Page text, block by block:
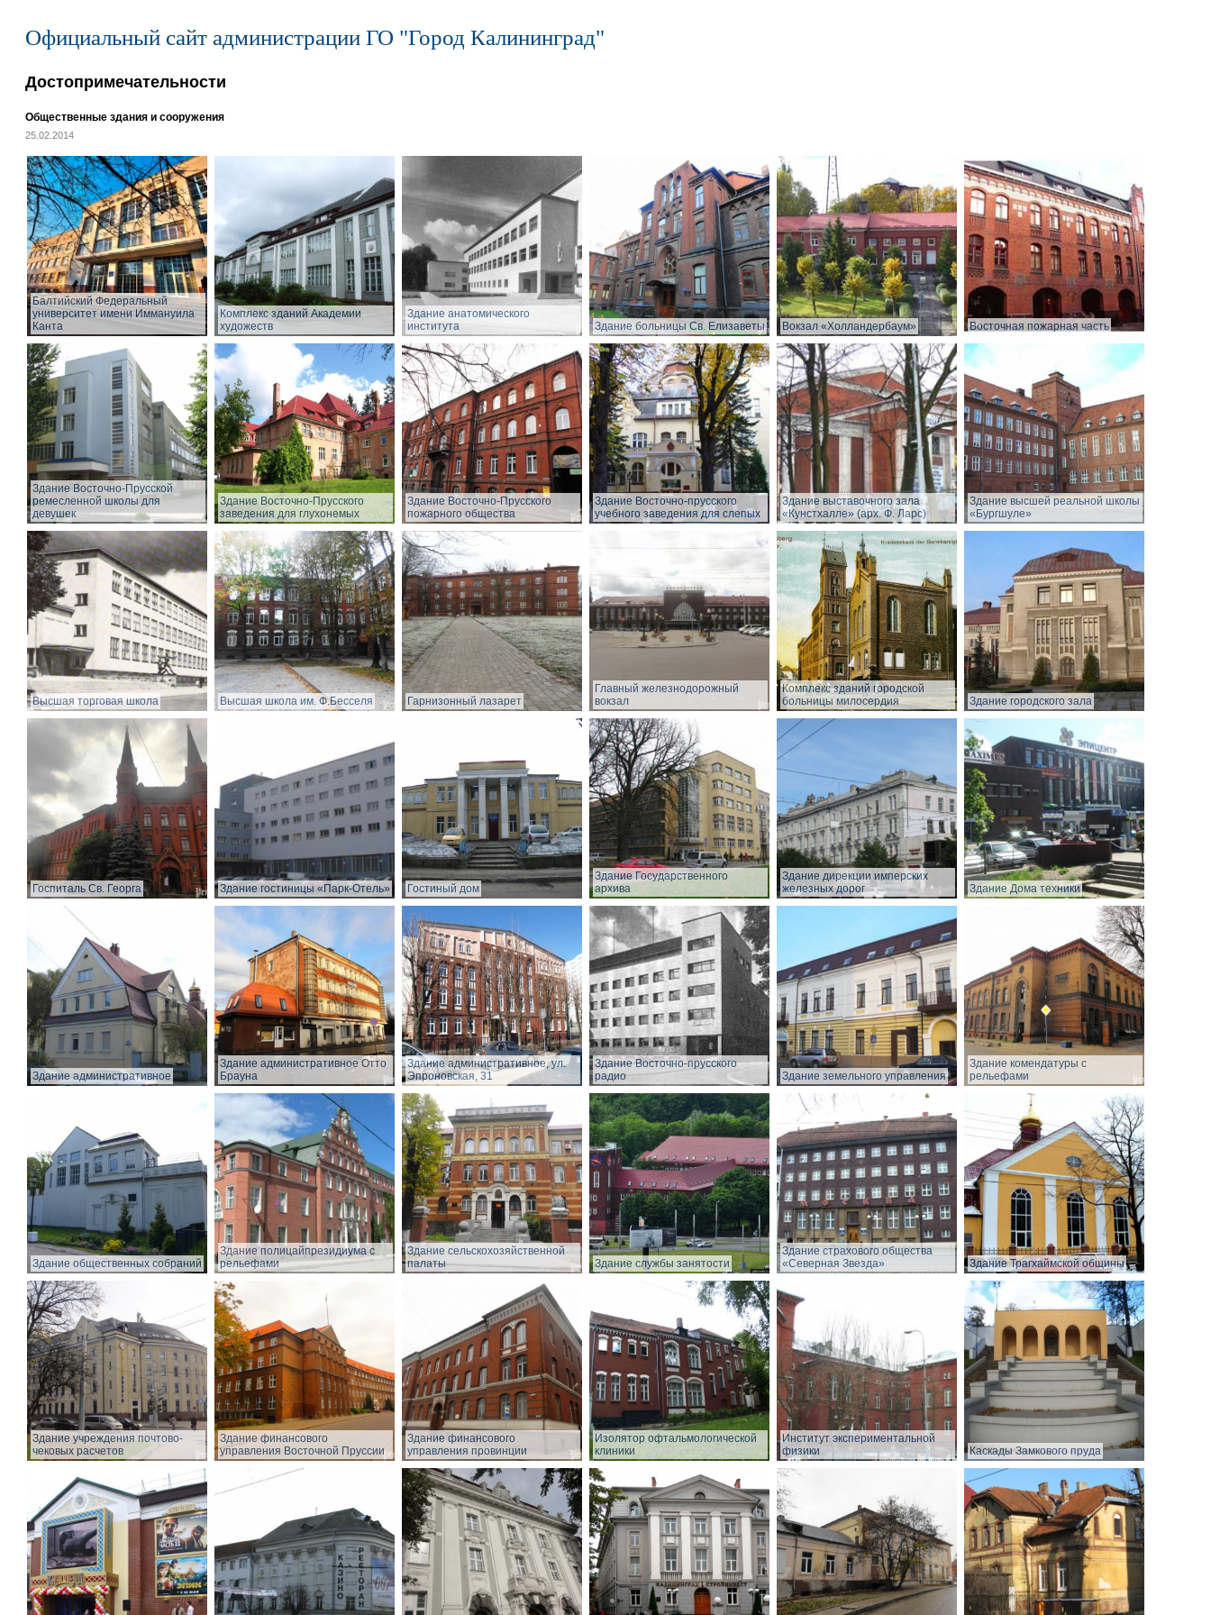
Официальный сайт администрации ГО "Город Калининград"
Достопримечательности
Общественные здания и сооружения
25.02.2014
Балтийский Федеральный
университет имени Иммануила
Канта
Комплекс зданий Академии
художеств
Здание анатомического
института
Здание больницы Св. Елизаветы Вокзал «Холландербаум» Восточная пожарная часть
Здание Восточно-Прусской
ремесленной школы для
девушек
Здание Восточно-Прусского
заведения для глухонемых
Здание Восточно-Прусского
пожарного общества
Здание Восточно-прусского
учебного заведения для слепых
Здание выставочного зала
«Кунстхалле» (арх. Ф. Ларс)
Здание высшей реальной школы
«Бургшуле»
Высшая торговая школа Высшая школа им. Ф.Бесселя Гарнизонный лазарет
Главный железнодорожный
вокзал
Комплекс зданий городской
больницы милосердия
Здание городского зала
Госпиталь Св. Георга Здание гостиницы «Парк-Отель» Гостиный дом
Здание Государственного
архива
Здание дирекции имперских
железных дорог
Здание Дома техники
Здание административное
Здание административное Отто
Брауна
Здание административное, ул.
Эпроновская, 31
Здание Восточно-прусского
радио
Здание земельного управления
Здание комендатуры с
рельефами
Здание общественных собраний
Здание полицайпрезидиума с
рельефами
Здание сельскохозяйственной
палаты
Здание службы занятости
Здание страхового общества
«Северная Звезда»
Здание Трагхаймской общины
Здание учреждения почтово-
чековых расчетов
Здание финансового
управления Восточной Пруссии
Здание финансового
управления провинции
Изолятор офтальмологической
клиники
Институт экспериментальной
физики
Каскады Замкового пруда